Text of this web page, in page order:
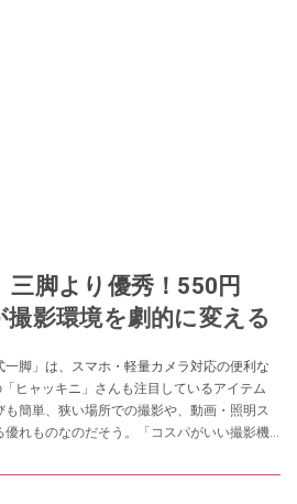
三脚より優秀！550円
撮影環境を劇的に変える
脚」は、スマホ・軽量カメラ対応の便利な
ヒャッキニ」さんも注目しているアイテム
簡単、狭い場所での撮影や、動画・照明ス
れものなのだそう。「コスパがいい撮影機